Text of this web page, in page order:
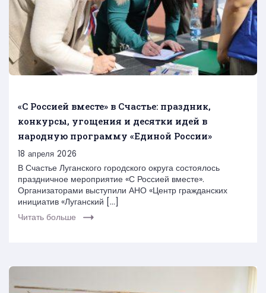
«С Россией вместе» в Счастье: праздник,
конкурсы, угощения и десятки идей в
народную программу «Единой России»
18 апреля 2026
В Счастье Луганского городского округа состоялось
праздничное мероприятие «С Россией вместе».
Организаторами выступили АНО «Центр гражданских
инициатив «Луганский […]
Читать больше